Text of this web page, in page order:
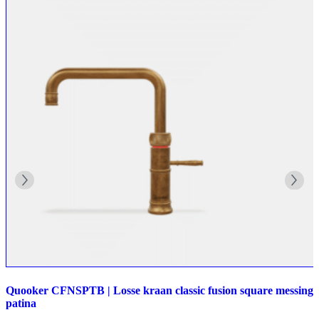
Quooker CFNSPTB | Losse kraan classic fusion square messing
patina